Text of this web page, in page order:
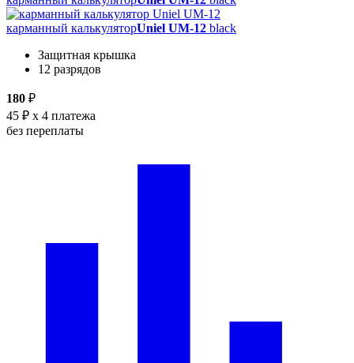
карманный калькуляторUniel UM-12 black
Защитная крышка
12 разрядов
180 ₽
45 ₽ x 4 платежа
без переплаты